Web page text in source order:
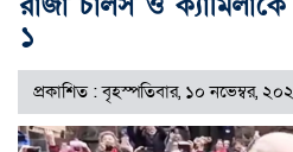
১
প্রকাশিত : বৃহস্পতিবার, ১০ নভেম্বর,